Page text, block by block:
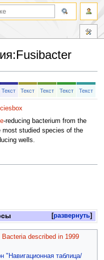
:Fusibacter
Текст Текст Текст Текст Текст
-reducing bacterium from the
studied species of the
wells.
развернуть
Bacteria described in 1999
"Навигационная таблица/